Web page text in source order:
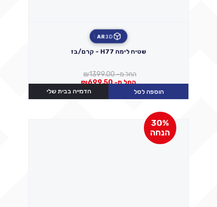
3D
AR
שטיח לימה H77 - קרם/בז
החל מ- ₪1399.00
החל מ-
₪699.50
הוספה לסל הדמייה בבית שלי
30%
הנחה